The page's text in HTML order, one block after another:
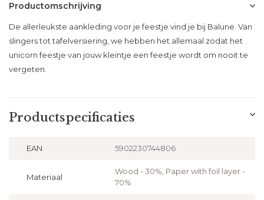
Productomschrijving
De allerleukste aankleding voor je feestje vind je bij Balune. Van
slingers tot tafelversiering, we hebben het allemaal zodat het
unicorn feestje van jouw kleintje een feestje wordt om nooit te
vergeten.
Productspecificaties
EAN 5902230744806
Materiaal
Wood - 30%, Paper with foil layer -
70%